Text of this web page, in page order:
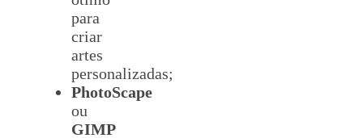
para
criar
artes
personalizadas;
PhotoScape
ou
GIMP